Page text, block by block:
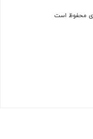
محفوظ است